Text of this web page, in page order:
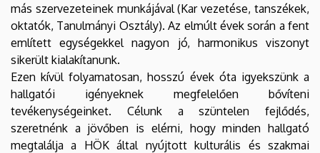
más szervezeteinek munkájával (Kar vezetése, tanszékek,
oktatók, Tanulmányi Osztály). Az elmúlt évek során a fent
említett egységekkel nagyon jó, harmonikus viszonyt
sikerült kialakítanunk.
Ezen kívül folyamatosan, hosszú évek óta igyekszünk a
hallgatói igényeknek megfelelően bővíteni
tevékenységeinket. Célunk a szüntelen fejlődés,
szeretnénk a jövőben is elérni, hogy minden hallgató
megtalálja a HÖK által nyújtott kulturális és szakmai